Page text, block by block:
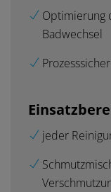
Optimierung
Badwechsel
jeder